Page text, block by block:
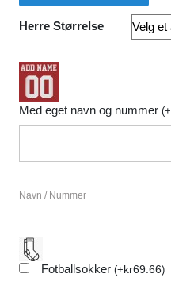
Herre Størrelse
Med eget navn og nummer (+
Navn / Nummer
Fotballsokker (+kr69.66)